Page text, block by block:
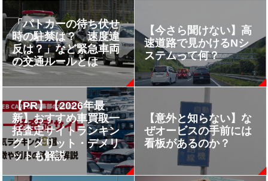
「パトカーの待ち伏せ
時の駐禁は？ 速度違
反は？」など緊急車両
の交通ルールとは
【今さら聞けない】高
速道路で見かけるNシ
ステムって何？
【PR】【2026年最
新】おすすめ車買取一
括査定サイトランキン
グ｜メリット・デメリ
ットも解説
【意外と知らない】な
ぜオービスの手前には
看板があるのか？